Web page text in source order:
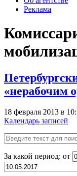
Реклама
«нерабочим
18 февраля 2013 в
Календарь записей
За какой период: от